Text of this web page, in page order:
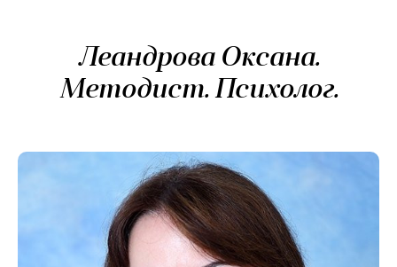
Леандрова Оксана.
Методист. Психолог.